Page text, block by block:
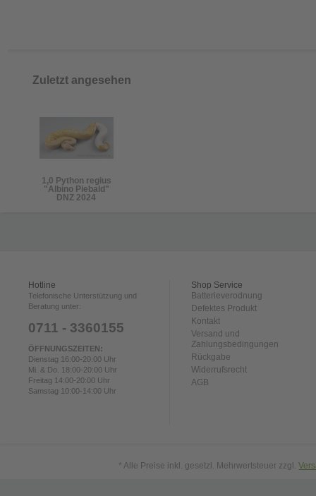
Zuletzt angesehen
1,0 Python regius
"Albino Piebald"
DNZ 2024
Hotline
Telefonische Unterstützung und
Beratung unter:
0711 - 3360155
ÖFFNUNGSZEITEN:
Dienstag 16:00-20:00 Uhr
Mi. & Do. 18:00-20:00 Uhr
Freitag 14:00-20:00 Uhr
Samstag 10:00-14:00 Uhr
Shop Service
Batterieverodnung
Defektes Produkt
Kontakt
Versand und
Zahlungsbedingungen
Rückgabe
Widerrufsrecht
AGB
* Alle Preise inkl. gesetzl. Mehrwertsteuer zzgl.